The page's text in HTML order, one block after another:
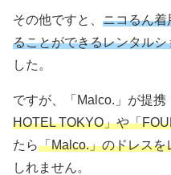
その他ですと、 ニコるん着
ることができるレンタル
した。
ですが、「Malco.」が提携
HOTEL TOKYO」や「
たら「Malco.」のドレス
しれません。